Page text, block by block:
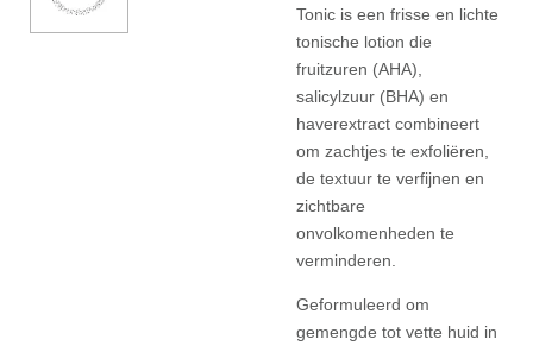
Tonic is een frisse en lichte
tonische lotion die
fruitzuren (AHA),
salicylzuur (BHA) en
haverextract combineert
om zachtjes te exfoliëren,
de textuur te verfijnen en
zichtbare
onvolkomenheden te
verminderen.
Geformuleerd om
gemengde tot vette huid in